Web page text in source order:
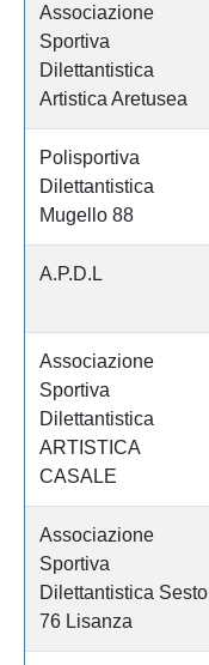
Associazione
Sportiva
Dilettantistica
Artistica Aretusea
Polisportiva
Dilettantistica
Mugello 88
A.P.D.L
Associazione
Sportiva
Dilettantistica
ARTISTICA
CASALE
Associazione
Sportiva
Dilettantistica Sesto
76 Lisanza